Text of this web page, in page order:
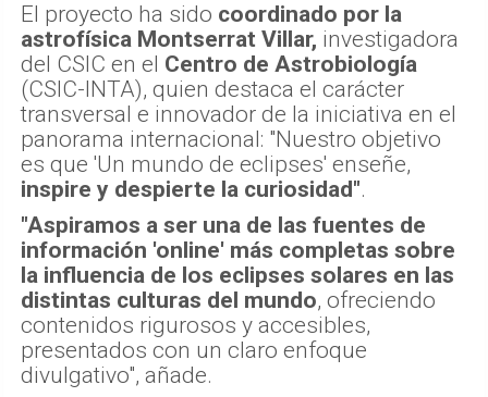
El proyecto ha sido coordinado por la
astrofísica Montserrat Villar, investigadora
del CSIC en el Centro de Astrobiología
(CSIC-INTA), quien destaca el carácter
transversal e innovador de la iniciativa en el
panorama internacional: "Nuestro objetivo
es que 'Un mundo de eclipses' enseñe,
inspire y despierte la curiosidad".
"Aspiramos a ser una de las fuentes de
información 'online' más completas sobre
la influencia de los eclipses solares en las
distintas culturas del mundo, ofreciendo
contenidos rigurosos y accesibles,
presentados con un claro enfoque
divulgativo", añade.